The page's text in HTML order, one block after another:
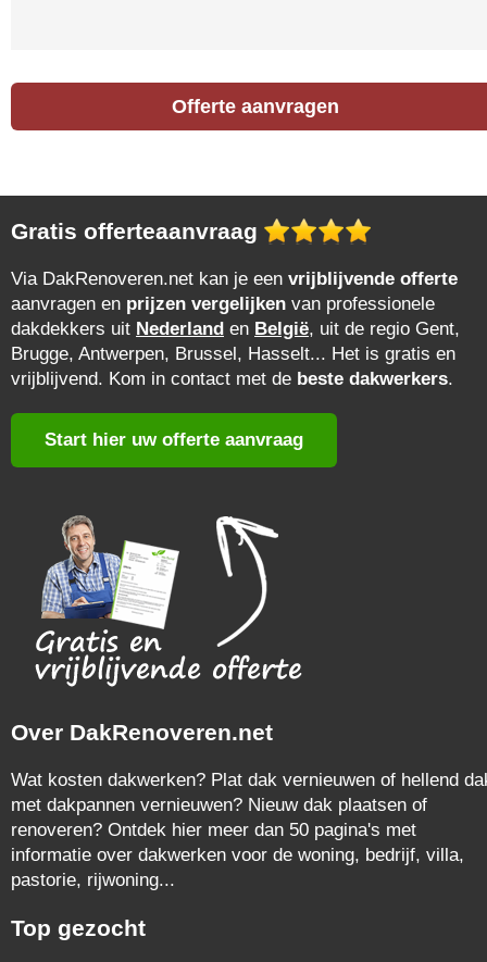
Offerte aanvragen
Gratis offerteaanvraag
Via DakRenoveren.net kan je een vrijblijvende offerte
aanvragen en prijzen vergelijken van professionele
dakdekkers uit Nederland en België, uit de regio Gent,
Brugge, Antwerpen, Brussel, Hasselt... Het is gratis en
vrijblijvend. Kom in contact met de beste dakwerkers.
Start hier uw offerte aanvraag
Over DakRenoveren.net
Wat kosten dakwerken? Plat dak vernieuwen of hellend
met dakpannen vernieuwen? Nieuw dak plaatsen of
renoveren? Ontdek hier meer dan 50 pagina's met
informatie over dakwerken voor de woning, bedrijf, villa,
pastorie, rijwoning...
Top gezocht